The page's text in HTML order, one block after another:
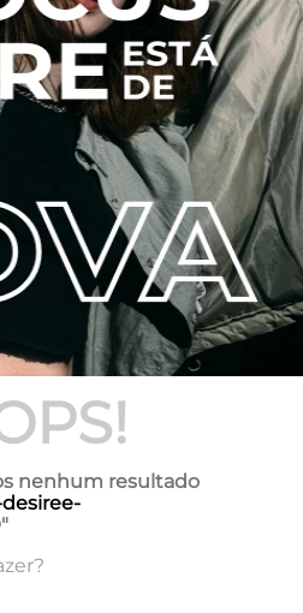
nenhum resultado
"